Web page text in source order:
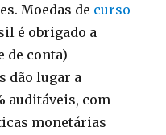
Moedas de curso
é obrigado a
de conta)
dão lugar a
auditáveis, com
monetárias